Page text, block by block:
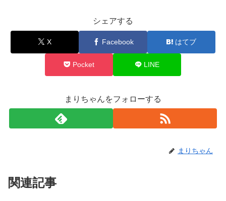
シェアする
X Facebook はてブ
Pocket LINE
まりちゃんをフォローする
まりちゃん
関連記事